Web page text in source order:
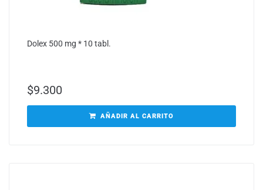
Dolex 500 mg * 10 tabl.
$9.300
AÑADIR AL CARRITO